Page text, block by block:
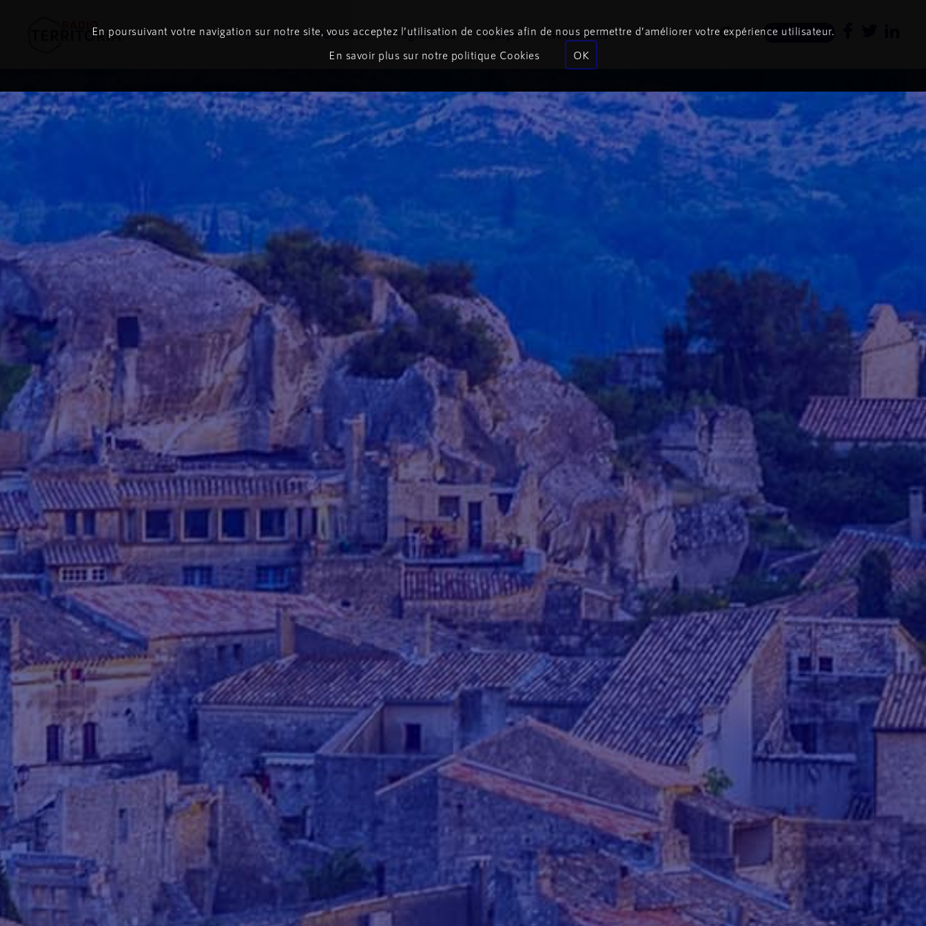
Newsletter
Le direct Podcasts Programmes Équipe Événements
En poursuivant votre navigation sur notre site, vous acceptez l’utilisation de cookies afin de nous permettre d’améliorer votre expérience utilisateur.
En savoir plus sur notre politique Cookies
OK